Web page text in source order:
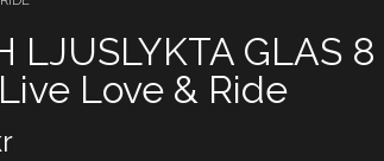
LJUSLYKTA GLAS 8
Love & Ride